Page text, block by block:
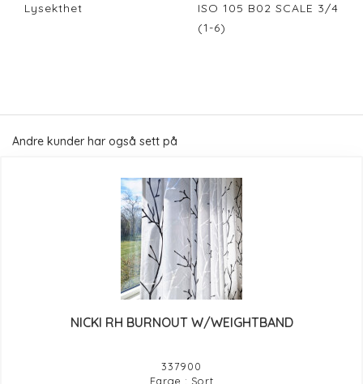
Lysekthet
ISO 105 B02 SCALE 3/4
(1-6)
Andre kunder har også sett på
NICKI RH BURNOUT W/WEIGHTBAND
337900
Farge : Sort